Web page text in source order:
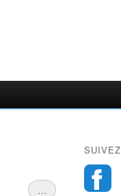
…